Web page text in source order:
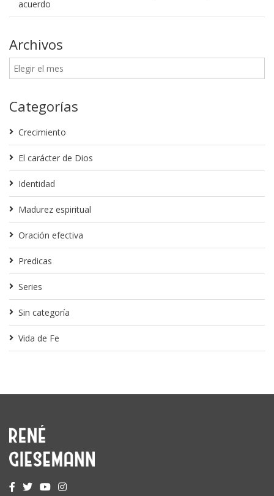
acuerdo
Archivos
Categorías
Crecimiento
El carácter de Dios
Identidad
Madurez espiritual
Oración efectiva
Predicas
Series
Sin categoría
Vida de Fe